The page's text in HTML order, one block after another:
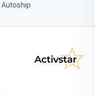
Autoship